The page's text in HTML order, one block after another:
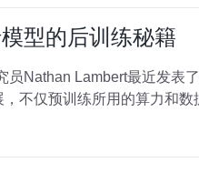
型的后训练秘籍
Nathan Lambert最近发表
不仅预训练所用的算力和